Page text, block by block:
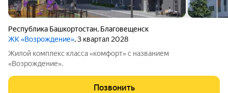
Республика Башкортостан, Благовещенск
ЖК «Возрождение», 3 квартал 2028
Жилой комплекс класса «комфорт» с названием
«Возрождение».
Позвонить